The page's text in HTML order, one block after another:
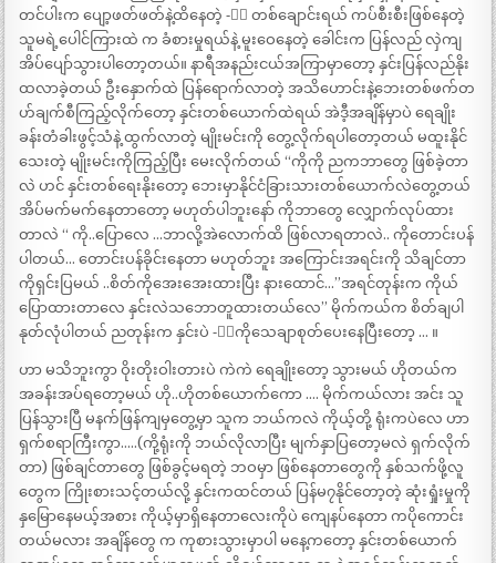
တင်ပါးက ပျော့ဖတ်ဖတ်နဲ့ထိနေတဲ့ -ီး တစ်ချောင်းရယ် ကပ်စီးစီးဖြစ်နေတဲ့
သူမရဲ့ပေါင်ကြားထဲ က ခံစားမှုရယ်နဲ့ မူးဝေနေတဲ့ ခေါင်းက ပြန်လည် လှဲကျ
အိပ်ပျော်သွားပါတော့တယ်။ နာရီအနည်းငယ်အကြာမှာတော့ နှင်းပြန်လည်နိုး
ထလာခဲ့တယ် ဦးနှောက်ထဲ ပြန်ရောက်လာတဲ့ အသိဟောင်းနဲ့ဘေးတစ်ဖက်တ
ဟ်ချက်စီကြည့်လိုက်တော့ နှင်းတစ်ယောက်ထဲရယ် အဲဒီ့အချိန်မှာပဲ ရေချိုး
ခန်းတံခါးဖွင့်သံနဲ့ ထွက်လာတဲ့ မျိုးမင်းကို တွေ့လိုက်ရပါတော့တယ် မထူးနိုင်
သေးတဲ့ မျိုးမင်းကိုကြည့်ပြီး မေးလိုက်တယ် “ကိုကို ညကဘာတွေ ဖြစ်ခဲ့တာ
လဲ ဟင် နှင်းတစ်ရေးနိုးတော့ ဘေးမှာနိုင်ငံခြားသားတစ်ယောက်လဲတွေ့တယ်
အိပ်မက်မက်နေတာတော့ မဟုတ်ပါဘူးနော် ကိုဘာတွေ လျှောက်လုပ်ထား
တာလဲ “ ကို..ပြောလေ …ဘာလို့အဲလောက်ထိ ဖြစ်လာရတာလဲ.. ကိုတောင်းပန်
ပါတယ်… တောင်းပန်ခိုင်းနေတာ မဟုတ်ဘူး အကြောင်းအရင်းကို သိချင်တာ
ကိုရှင်းပြမယ် ..စိတ်ကိုအေးအေးထားပြီး နားထောင်…”အရင်တုန်းက ကိုယ်
ပြောထားတာလေ နှင်းလဲသဘောတူထားတယ်လေ” မိုက်ကယ်က စိတ်ချပါ
နုတ်လုံပါတယ် ညတုန်းက နှင်းပဲ -ီးကိုသေချာစုတ်ပေးနေပြီးတော့ … ။
ဟာ မသိဘူးကွာ ဝိုးတိုးဝါးတားပဲ ကဲကဲ ရေချိုးတော့ သွားမယ် ဟိုတယ်က
အခန်းအပ်ရတော့မယ် ဟို..ဟိုတစ်ယောက်ကော …. မိုက်ကယ်လား အင်း သူ
ပြန်သွားပြီ မနက်ဖြန်ကျမှတွေ့မှာ သူက ဘယ်ကလဲ ကိုယ့်တို့ ရုံးကပဲလေ ဟာ
ရှက်စရာကြီးကွာ…..(ကို့ရုံးကို ဘယ်လိုလာပြီး မျက်နှာပြတော့မလဲ ရှက်လိုက်
တာ) ဖြစ်ချင်တာတွေ ဖြစ်ခွင့်မရတဲ့ ဘဝမှာ ဖြစ်နေတာတွေကို နှစ်သက်ဖို့လူ
တွေက ကြိုးစားသင့်တယ်လို့ နှင်းကထင်တယ် ပြန်မ၇နိုင်တော့တဲ့ ဆုံးရှုံးမှုကို
နှမြောနေမယ့်အစား ကိုယ့်မှာရှိနေတာလေးကိုပဲ ကျေနပ်နေတာ ကပိုကောင်း
တယ်မလား အချိန်တွေ က ကုစားသွားမှာပါ မနေ့ကတော့ နှင်းတစ်ယောက်